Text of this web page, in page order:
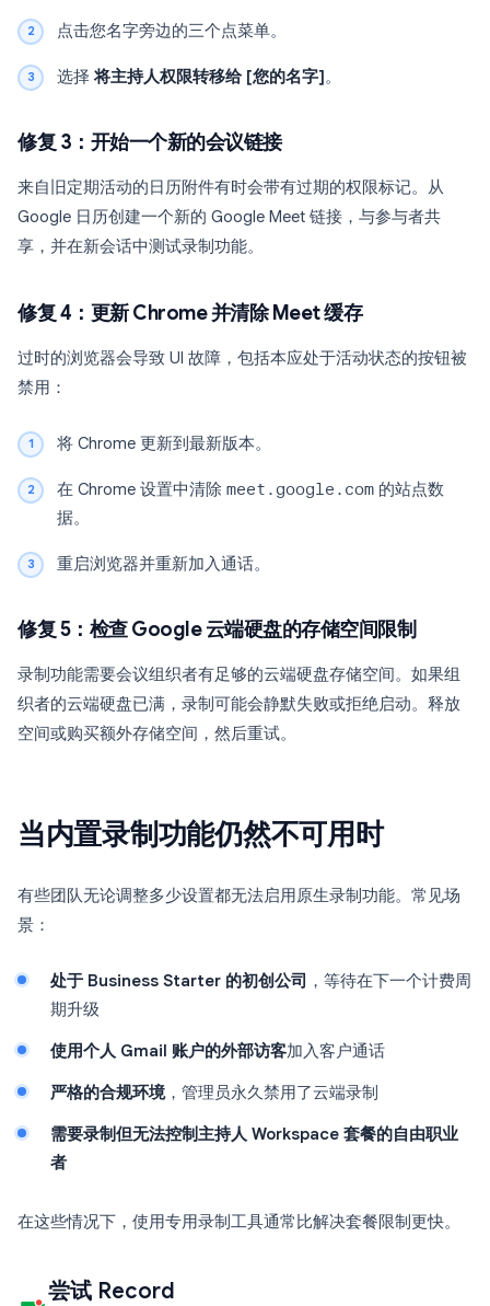
点击您名字旁边的三个点菜单。
选择将主持人权限转移给 [您的名字]。
修复 3：开始一个新的会议链接
来自旧定期活动的日历附件有时会带有过期的权限标记。从
Google 日历创建一个新的 Google Meet 链接，与参与者共
享，并在新会话中测试录制功能。
修复 4：更新 Chrome 并清除 Meet 缓存
过时的浏览器会导致 UI 故障，包括本应处于活动状态的按钮被
禁用：
将 Chrome 更新到最新版本。
在 Chrome 设置中清除 meet.google.com 的站点数
据。
重启浏览器并重新加入通话。
修复 5：检查 Google 云端硬盘的存储空间限制
录制功能需要会议组织者有足够的云端硬盘存储空间。如果组
织者的云端硬盘已满，录制可能会静默失败或拒绝启动。释放
空间或购买额外存储空间，然后重试。
当内置录制功能仍然不可用时
有些团队无论调整多少设置都无法启用原生录制功能。常见场
景：
处于 Business Starter 的初创公司 ，等待在下一个计费周
期升级
使用个人 Gmail 账户的外部访客加入客户通话
严格的合规环境，管理员永久禁用了云端录制
需要录制但无法控制主持人 Workspace 套餐的自由职业
者
在这些情况下，使用专用录制工具通常比解决套餐限制更快。
尝试 Record